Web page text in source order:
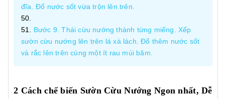
đĩa. Đổ nước sốt vừa trộn lên trên.
Bước 9. Thái cừu nướng thành từng miếng. Xếp
sườn cừu nướng lên trên lá xà lách. Đổ thêm nước sốt
và rắc lên trên cùng một ít rau mùi băm.
2 Cách chế biến Sườn Cừu Nướng Ngon nhất, Dễ